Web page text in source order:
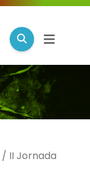
/ II Jornada